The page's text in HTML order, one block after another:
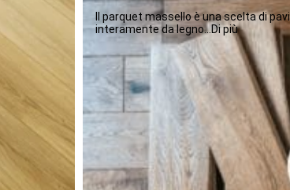
Il parquet massello è una scelta di
interamente da legno...Di più